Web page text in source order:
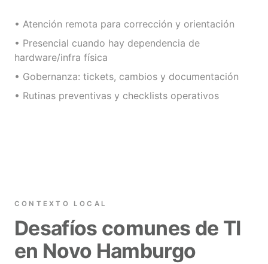
• Atención remota para corrección y orientación
• Presencial cuando hay dependencia de
hardware/infra física
• Gobernanza: tickets, cambios y documentación
• Rutinas preventivas y checklists operativos
CONTEXTO LOCAL
Desafíos comunes de TI
en Novo Hamburgo